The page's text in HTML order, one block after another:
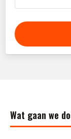
Wat gaan we